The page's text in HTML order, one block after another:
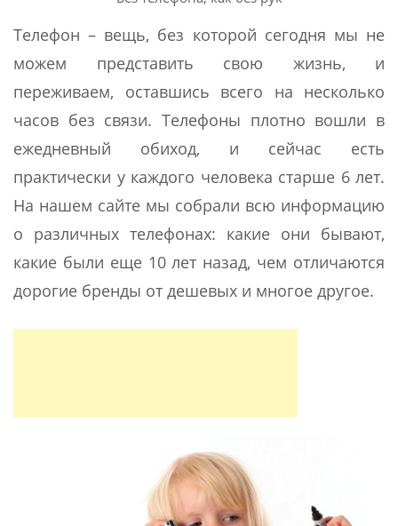
Телефон – вещь, без которой сегодня мы не
можем представить свою жизнь, и
переживаем, оставшись всего на несколько
часов без связи. Телефоны плотно вошли в
ежедневный обиход, и сейчас есть
практически у каждого человека старше 6 лет.
На нашем сайте мы собрали всю информацию
о различных телефонах: какие они бывают,
какие были еще 10 лет назад, чем отличаются
дорогие бренды от дешевых и многое другое.